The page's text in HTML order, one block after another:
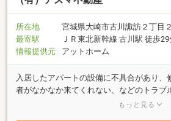
所在地
宮城県大崎市古川諏訪２丁目
最寄駅
ＪＲ東北新幹線 古川駅 徒歩29
情報提供元
アットホーム
入居したアパートの設備に不具合があり、
者がなかなか来てくれない、などのトラブ
せんか？アズマ不動産の物件には、こんな
もっと見る